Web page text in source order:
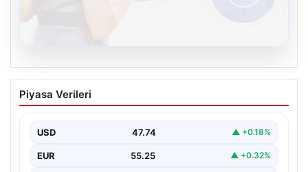
Kelebek.Org İle Sanal İletişimin Güvenli
Adresi Ve Chat Deneyimi
kurması büyük bir önem ifade etmektedir. Halen…
Piyasa Verileri
USD 47.74 ▲ +0.18%
EUR 55.25 ▲ +0.32%